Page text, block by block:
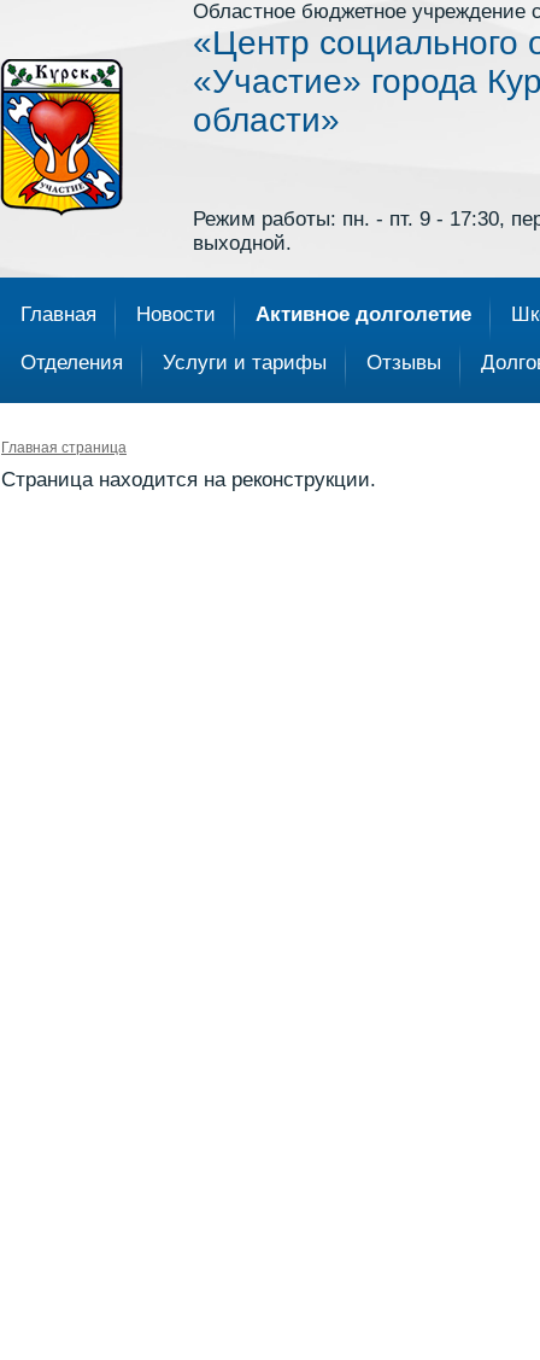
Областное бюджетное учреждение
«Центр социального
«Участие» города
области»
Режим работы: пн. - пт. 9 - 17:30,
выходной.
Главная Новости Активное долголетие
Отделения Услуги и тарифы Отзывы
Главная страница
Страница находится на реконструкции.